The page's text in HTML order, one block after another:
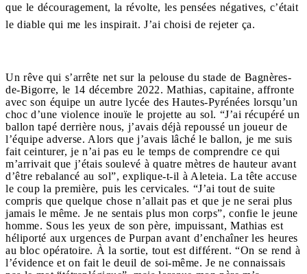
que le découragement, la révolte, les pensées négatives, c’était
le diable qui me les inspirait. J’ai choisi de rejeter ça.
Un rêve qui s’arrête net sur la pelouse du stade de Bagnères-
de-Bigorre, le 14 décembre 2022. Mathias, capitaine, affronte
avec son équipe un autre lycée des Hautes-Pyrénées lorsqu’un
choc d’une violence inouïe le projette au sol. “J’ai récupéré un
ballon tapé derrière nous, j’avais déjà repoussé un joueur de
l’équipe adverse. Alors que j’avais lâché le ballon, je me suis
fait ceinturer, je n’ai pas eu le temps de comprendre ce qui
m’arrivait que j’étais soulevé à quatre mètres de hauteur avant
d’être rebalancé au sol”, explique-t-il à Aleteia. La tête accuse
le coup la première, puis les cervicales. “J’ai tout de suite
compris que quelque chose n’allait pas et que je ne serai plus
jamais le même. Je ne sentais plus mon corps”, confie le jeune
homme. Sous les yeux de son père, impuissant, Mathias est
héliporté aux urgences de Purpan avant d’enchaîner les heures
au bloc opératoire. À la sortie, tout est différent. “On se rend à
l’évidence et on fait le deuil de soi-même. Je ne connaissais